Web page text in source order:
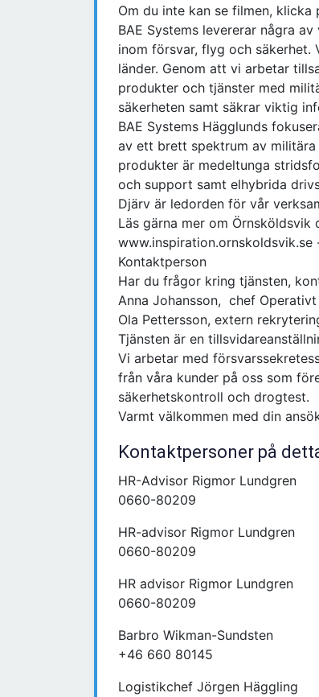
Om du inte kan se filmen,
BAE Systems levererar några
inom försvar, flyg och säkerhet.
länder. Genom att vi arbetar
produkter och tjänster med
säkerheten samt säkrar viktig
BAE Systems Hägglunds
av ett brett spektrum av
produkter är medeltunga
och support samt elhybrida
Djärv är ledorden för vår
Läs gärna mer om
Kontaktperson
Har du frågor kring tjänsten,
Anna Johansson, chef
Ola Pettersson, extern
Tjänsten är en
Vi arbetar med
från våra kunder på oss som
säkerhetskontroll och drogtest.
Varmt välkommen med din
Kontaktpersoner på
HR-Advisor Rigmor Lundgren
0660-80209
HR-advisor Rigmor Lundgren
0660-80209
HR advisor Rigmor Lundgren
0660-80209
Barbro Wikman-Sundsten
+46 660 80145
Logistikchef Jörgen Häggling